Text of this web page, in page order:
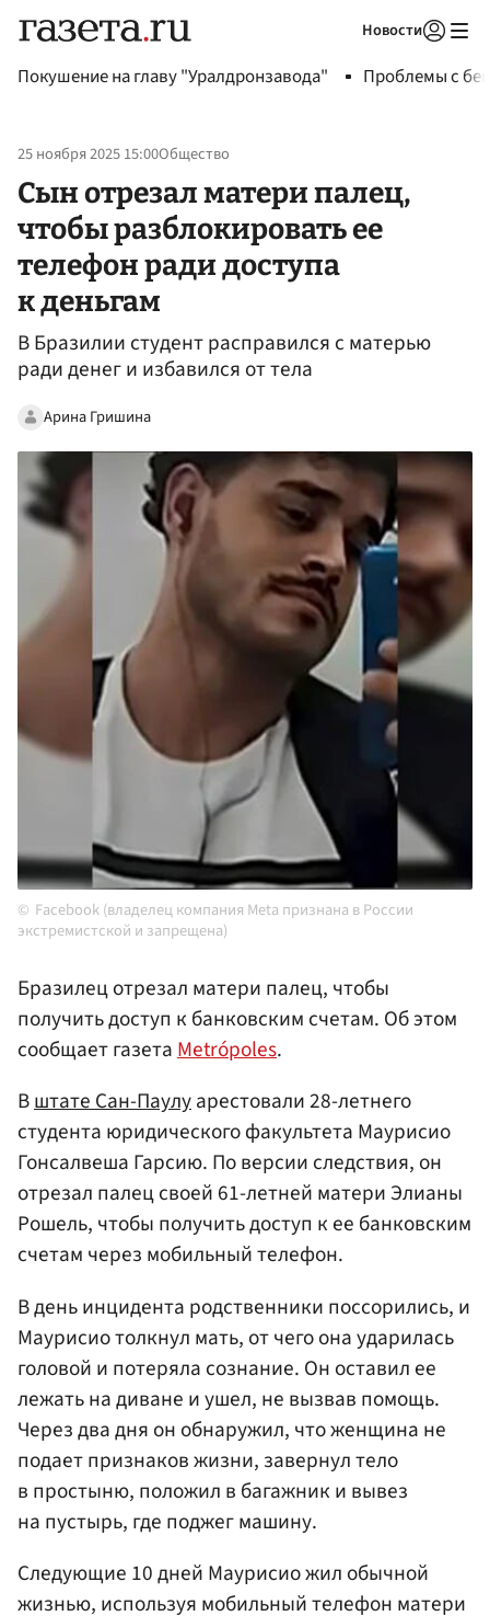
Новости
Покушение на главу "Уралдронзавода" Проблемы с
25 ноября 2025 15:00Общество
Сын отрезал матери палец,
чтобы разблокировать ее
телефон ради доступа
к деньгам
В Бразилии студент расправился с матерью
ради денег и избавился от тела
Арина Гришина
Facebook (владелец компания Meta признана в России
экстремистской и запрещена)
Бразилец отрезал матери палец, чтобы
получить доступ к банковским счетам. Об этом
сообщает газетаMetrópoles.
Вштате Сан-Паулуарестовали 28-летнего
студента юридического факультета Маурисио
Гонсалвеша Гарсию. По версии следствия, он
отрезал палец своей 61-летней матери Элианы
Рошель, чтобы получить доступ к ее банковским
счетам через мобильный телефон.
В день инцидента родственники поссорились, и
Маурисио толкнул мать, от чего она ударилась
головой и потеряла сознание. Он оставил ее
лежать на диване и ушел, не вызвав помощь.
Через два дня он обнаружил, что женщина не
подает признаков жизни, завернул тело
в простыню, положил в багажник и вывез
на пустырь, где поджег машину.
Следующие 10 дней Маурисио жил обычной
жизнью, используя мобильный телефон матери